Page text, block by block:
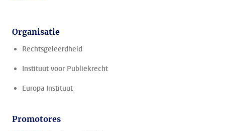
Organisatie
Rechtsgeleerdheid
Instituut voor Publiekrecht
Europa Instituut
Promotores